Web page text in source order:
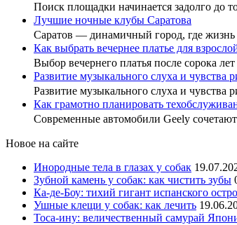
Поиск площадки начинается задолго до
Лучшие ночные клубы Саратова
Саратов — динамичный город, где
Как выбрать вечернее платье для
Выбор вечернего платья после сорока
Развитие музыкального слуха и чувства
Развитие музыкального слуха и чувства
Как грамотно планировать
Современные автомобили Geely
Новое на сайте
Инородные тела в глазах у собак
Зубной камень у собак: как чистить зубы
Ка-де-Боу: тихий гигант испанского
Ушные клещи у собак: как лечить
Тоса-ину: величественный самурай